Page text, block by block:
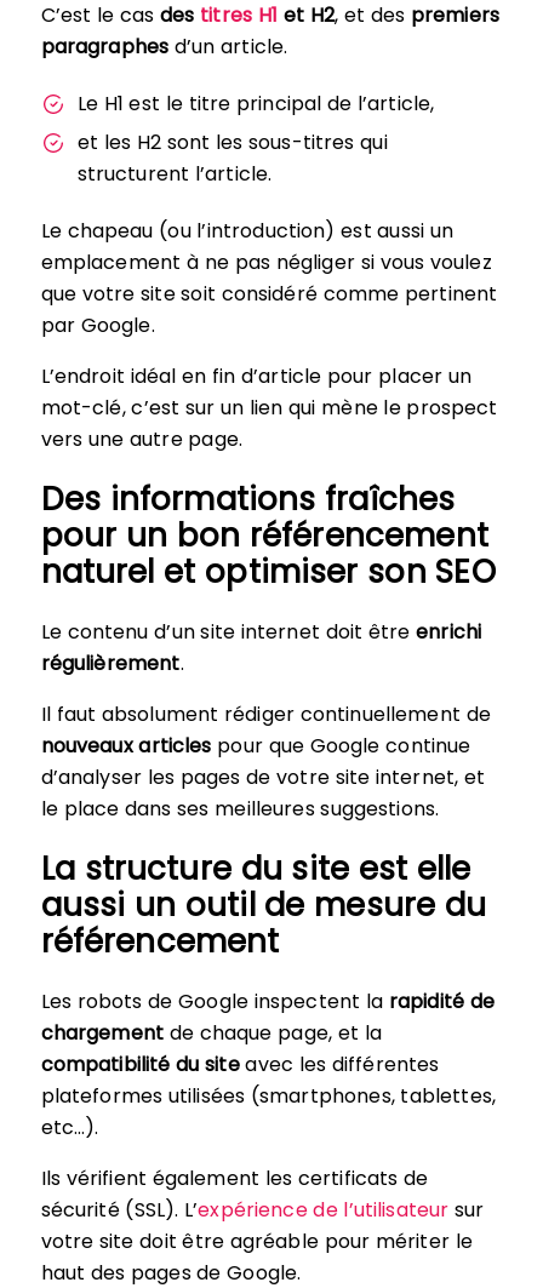
C’est le casdes titres H1 et H2, et des premiers
paragraphes d’un article.
Le H1 est le titre principal de l’article,
et les H2 sont les sous-titres qui
structurent l’article.
Le chapeau (ou l’introduction) est aussi un
emplacement à ne pas négliger si vous voulez
que votre site soit considéré comme pertinent
par Google.
L’endroit idéal en fin d’article pour placer un
mot-clé, c’est sur un lien qui mène le prospect
vers une autre page.
Des informations fraîches
pour un bon référencement
naturel et optimiser son SEO
Le contenu d’un site internet doit êtreenrichi
régulièrement.
Il faut absolument rédiger continuellement de
nouveaux articles pour que Google continue
d’analyser les pages de votre site internet, et
le place dans ses meilleures suggestions.
La structure du site est elle
aussi un outil de mesure du
référencement
Les robots de Google inspectent la rapidité de
chargement de chaque page, et la
compatibilité du siteavec les différentes
plateformes utilisées (smartphones, tablettes,
etc…).
Ils vérifient également les certificats de
sécurité (SSL). L’expérience de l’utilisateur sur
votre site doit être agréable pour mériter le
haut des pages de Google.